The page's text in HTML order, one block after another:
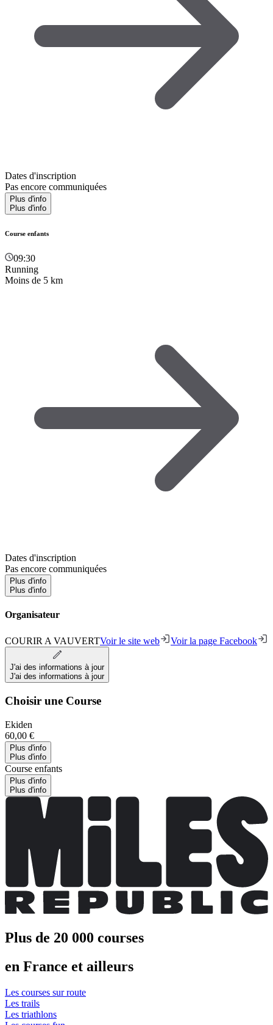
Dates d'inscription
Pas encore communiquées
Plus d'info
Plus d'info
Course enfants
09:30
Running
Moins de 5 km
Dates d'inscription
Pas encore communiquées
Plus d'info
Plus d'info
Organisateur
COURIR A VAUVERTVoir le site web Voir la page Facebook
J'ai des informations à jour
J'ai des informations à jour
Choisir une Course
Ekiden
60,00 €
Plus d'info
Plus d'info
Course enfants
Plus d'info
Plus d'info
Plus de 20 000 courses
en France et ailleurs
Les courses sur route
Les trails
Les triathlons